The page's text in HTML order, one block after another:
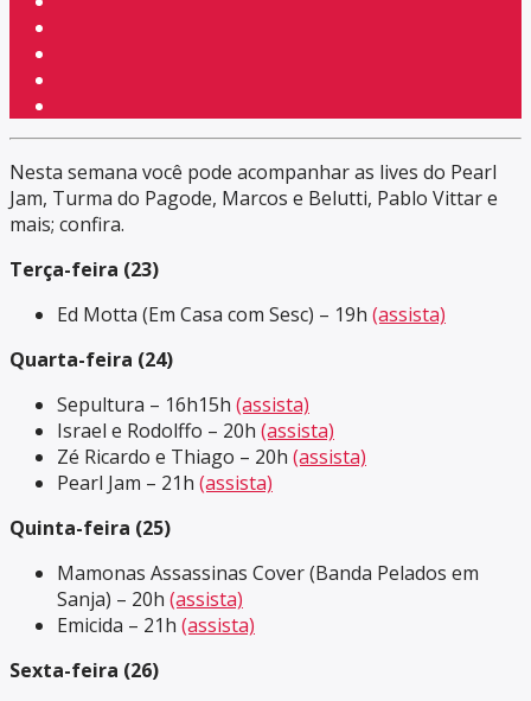
Nesta semana você pode acompanhar as lives do Pearl
Jam, Turma do Pagode, Marcos e Belutti, Pablo Vittar e
mais; confira.
Terça-feira (23)
Ed Motta (Em Casa com Sesc) – 19h (assista)
Quarta-feira (24)
Sepultura – 16h15h (assista)
Israel e Rodolffo – 20h (assista)
Zé Ricardo e Thiago – 20h (assista)
Pearl Jam – 21h (assista)
Quinta-feira (25)
Mamonas Assassinas Cover (Banda Pelados em
Sanja) – 20h (assista)
Emicida – 21h (assista)
Sexta-feira (26)